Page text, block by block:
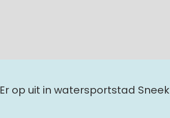
Er op uit in watersportstad Sneek